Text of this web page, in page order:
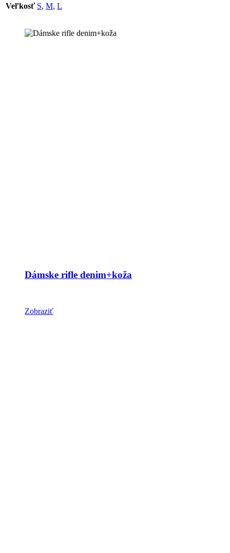
Veľkosť S, M, L
Dámske rifle denim+koža
Zobraziť